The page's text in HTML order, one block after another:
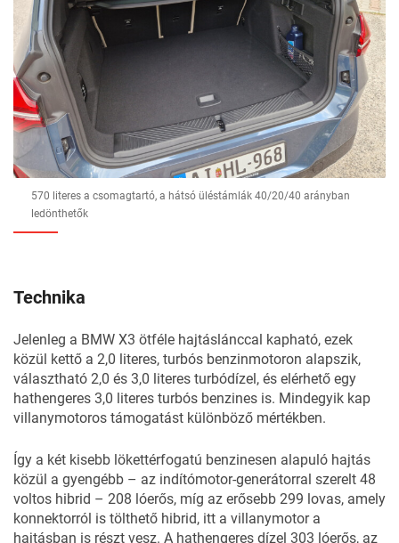
570 literes a csomagtartó, a hátsó üléstámlák 40/20/40 arányban
ledönthetők
Technika
Jelenleg a BMW X3 ötféle hajtáslánccal kapható, ezek
közül kettő a 2,0 literes, turbós benzinmotoron alapszik,
választható 2,0 és 3,0 literes turbódízel, és elérhető egy
hathengeres 3,0 literes turbós benzines is. Mindegyik kap
villanymotoros támogatást különböző mértékben.
Így a két kisebb lökettérfogatú benzinesen alapuló hajtás
közül a gyengébb – az indítómotor-generátorral szerelt 48
voltos hibrid – 208 lóerős, míg az erősebb 299 lovas, amely
konnektorról is tölthető hibrid, itt a villanymotor a
hajtásban is részt vesz. A hathengeres dízel 303 lóerős, az